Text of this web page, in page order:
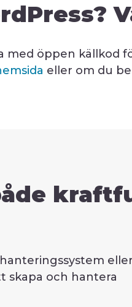
med öppen källkod
eller om du
eller
skapa och hantera